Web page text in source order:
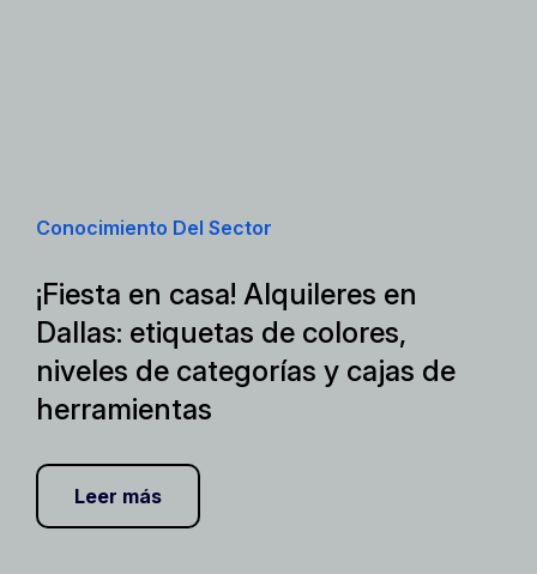
Conocimiento Del Sector
¡Fiesta en casa! Alquileres en
Dallas: etiquetas de colores,
niveles de categorías y cajas de
herramientas
Leer más